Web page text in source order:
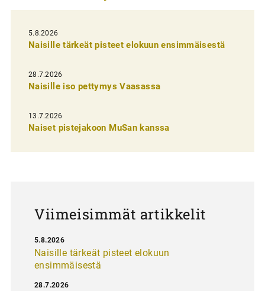
e
l
i
e
n
e
5.8.2026
Naisille tärkeät pisteet elokuun ensimmäisestä
28.7.2026
Naisille iso pettymys Vaasassa
13.7.2026
Naiset pistejakoon MuSan kanssa
Viimeisimmät artikkelit
Naisille tärkeät pisteet elokuun
ensimmäisestä
5.8.2026
28.7.2026